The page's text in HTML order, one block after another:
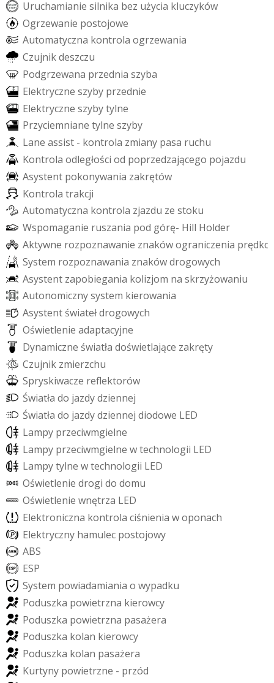
Uruchamianie silnika bez użycia kluczyków
Ogrzewanie postojowe
Automatyczna kontrola ogrzewania
Czujnikdeszczu
Podgrzewana przednia szyba
Elektryczne szyby przednie
Elektryczne szybytylne
Przyciemniane tylne szyby
Lane assist - kontrola zmiany pasa ruchu
Kontrola odległości od poprzedzającego pojazdu
Asystent pokonywania zakrętów
Kontrola trakcji
Automatyczna kontrola zjazdu ze stoku
Wspomaganie ruszania pod górę- Hill Holder
Aktywne rozpoznawanie znakówograniczenia prędko
System rozpoznawania znakówdrogowych
Asystent zapobiegania kolizjom na skrzyżowaniu
Autonomicznysystem kierowania
Asystent światełdrogowych
Oświetlenie adaptacyjne
Dynamiczne światła doświetlające zakręty
Czujnik zmierzchu
Spryskiwacze refektorów
Światła do jazdydziennej
Światła do jazdydziennej diodowe LED
Lampy przeciwmgielne
Lampy przeciwmgielne wtechnologii LED
Lampytylne wtechnologii LED
Oświetlenie drogi do domu
Oświetlenie wnętrza LED
Elektroniczna kontrola ciśnienia woponach
Elektryczny hamulec postojowy
ABS
ESP
System powiadamiania o wypadku
Poduszka powietrzna kierowcy
Poduszka powietrzna pasażera
Poduszka kolan kierowcy
Poduszka kolan pasażera
Kurtyny powietrzne - przód